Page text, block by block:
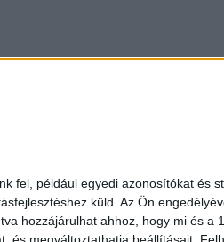
fel, például egyedi azonosítókat és
küld. Az Ön
hozzájárulhat ahhoz, hogy mi és a